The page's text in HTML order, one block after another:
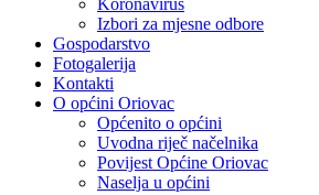
Koronavirus
Izbori za mjesne odbore
Gospodarstvo
Fotogalerija
Kontakti
O općini Oriovac
Općenito o općini
Uvodna riječ načelnika
Povijest Općine Oriovac
Naselja u općini